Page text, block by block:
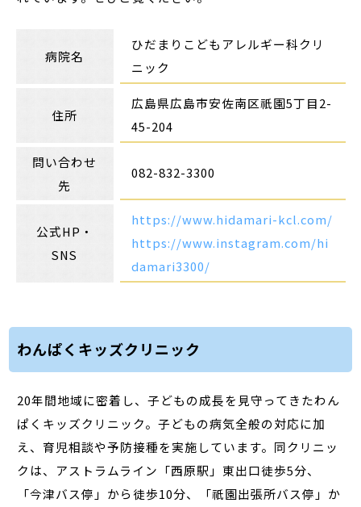
病院名
ひだまりこどもアレルギー科クリ
ニック
住所
広島県広島市安佐南区祇園5丁目2-
45-204
問い合わせ
先
082-832-3300
公式HP・
SNS
https://www.hidamari-kcl.com/
https://www.instagram.com/hi
damari3300/
わんぱくキッズクリニック
20年間地域に密着し、子どもの成長を見守ってきたわん
ぱくキッズクリニック。子どもの病気全般の対応に加
え、育児相談や予防接種を実施しています。同クリニッ
クは、アストラムライン「西原駅」東出口徒歩5分、
「今津バス停」から徒歩10分、「祇園出張所バス停」か